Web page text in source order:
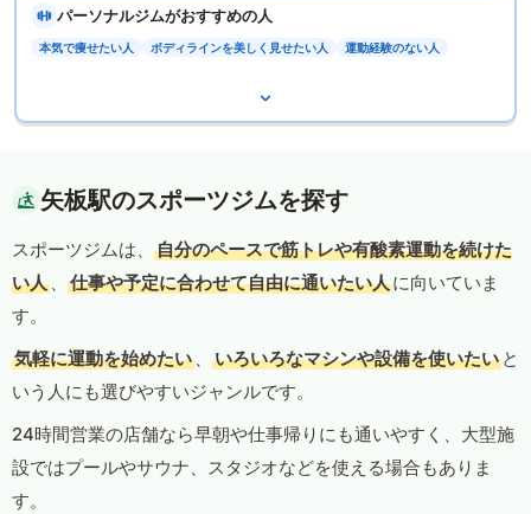
パーソナルジムがおすすめの人
本気で痩せたい人 ボディラインを美しく見せたい人 運動経験のない人
矢板駅のスポーツジムを探す
スポーツジムは、
自分のペースで筋トレや有酸素運動を続けた
い人 、 仕事や予定に合わせて自由に通いたい人に向いていま
す。
気軽に運動を始めたい 、 いろいろなマシンや設備を使いたい と
いう人にも選びやすいジャンルです。
24時間営業の店舗なら早朝や仕事帰りにも通いやすく、大型施
設ではプールやサウナ、スタジオなどを使える場合もありま
す。